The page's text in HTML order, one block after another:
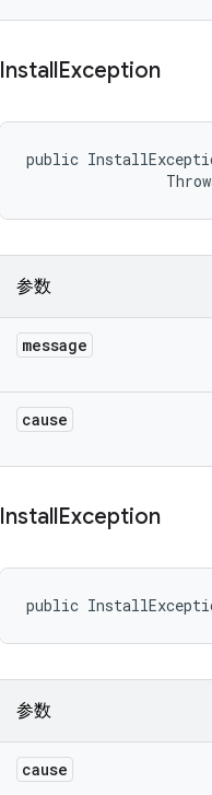
InstallException
public
参数
message
cause
InstallException
public
参数
cause